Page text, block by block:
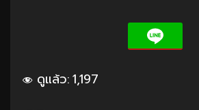
ดูแล้ว:1,197